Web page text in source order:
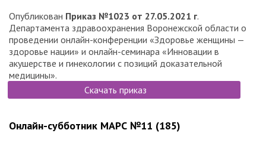
Опубликован Приказ №1023 от 27.05.2021 г.
Департамента здравоохранения Воронежской области о
проведении онлайн-конференции «Здоровье женщины —
здоровье нации» и онлайн-семинара «Инновации в
акушерстве и гинекологии с позиций доказательной
медицины».
Скачать приказ
Онлайн-субботник МАРС №11 (185)